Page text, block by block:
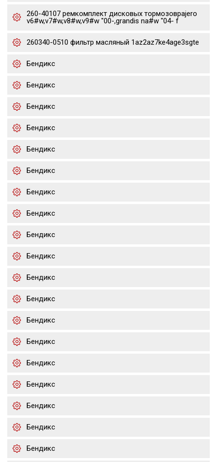
260-40107 ремкомплект дисковых тормозовpajero
v6#w,v7#w,v8#w,v9#w "00-,grandis na#w "04- f
260340-0510 фильтр масляный 1az2az7ke4age3sgte
Бендикс
Бендикс
Бендикс
Бендикс
Бендикс
Бендикс
Бендикс
Бендикс
Бендикс
Бендикс
Бендикс
Бендикс
Бендикс
Бендикс
Бендикс
Бендикс
Бендикс
Бендикс
Бендикс